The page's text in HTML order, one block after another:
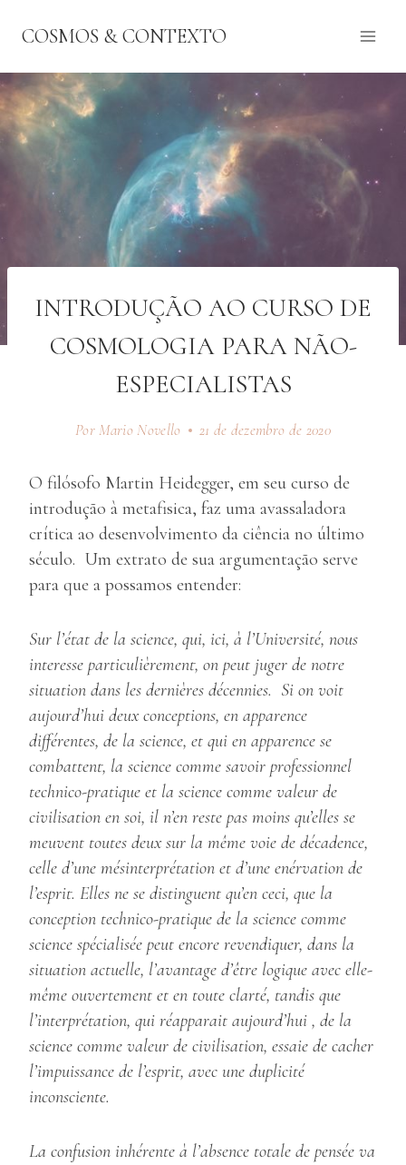
para
Conteúdo
COSMOS & CONTEXTO
INTRODUÇÃO AO CURSO DE
COSMOLOGIA PARA NÃO-
ESPECIALISTAS
Por Mario Novello 21 de dezembro de 2020
O filósofo Martin Heidegger, em seu curso de
introdução à metafisica, faz uma avassaladora
crítica ao desenvolvimento da ciência no último
século. Um extrato de sua argumentação serve
para que a possamos entender:
Sur l’état de la science, qui, ici, à l’Université, nous
interesse particulièrement, on peut juger de notre
situation dans les dernières décennies. Si on voit
aujourd’hui deux conceptions, en apparence
différentes, de la science, et qui en apparence se
combattent, la science comme savoir professionnel
technico-pratique et la science comme valeur de
civilisation en soi, il n’en reste pas moins qu’elles se
meuvent toutes deux sur la même voie de décadence,
celle d’une mésinterprétation et d’une enérvation de
l’esprit. Elles ne se distinguent qu’en ceci, que la
conception technico-pratique de la science comme
science spécialisée peut encore revendiquer, dans la
situation actuelle, l’avantage d’être logique avec elle-
même ouvertement et en toute clarté, tandis que
l’interprétation, qui réapparait aujourd’hui , de la
science comme valeur de civilisation, essaie de cacher
l’impuissance de l’esprit, avec une duplicité
inconsciente.
La confusion inhérente à l’absence totale de pensée va